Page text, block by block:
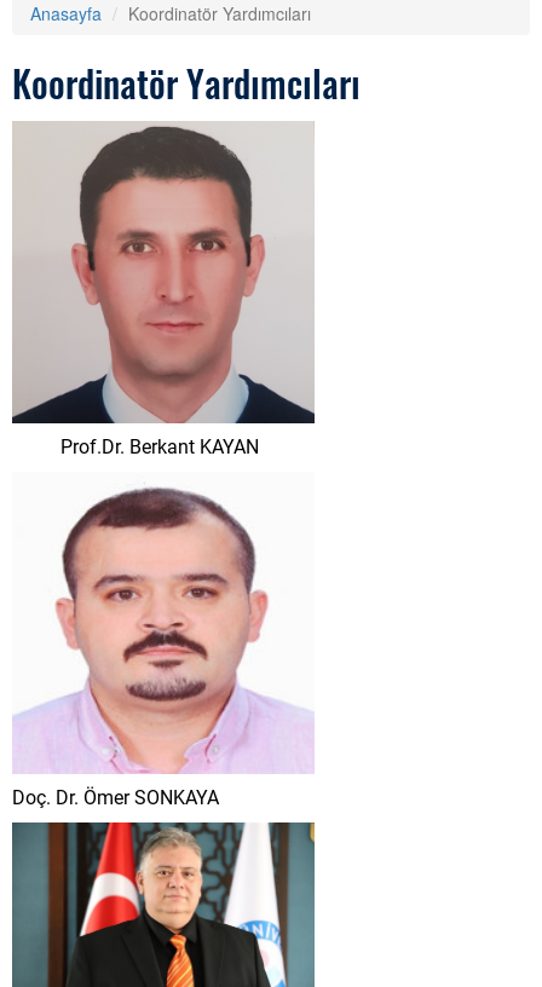
Anasayfa Koordinatör Yardımcıları
Koordinatör Yardımcıları
Prof.Dr. Berkant KAYAN
Doç. Dr. Ömer SONKAYA